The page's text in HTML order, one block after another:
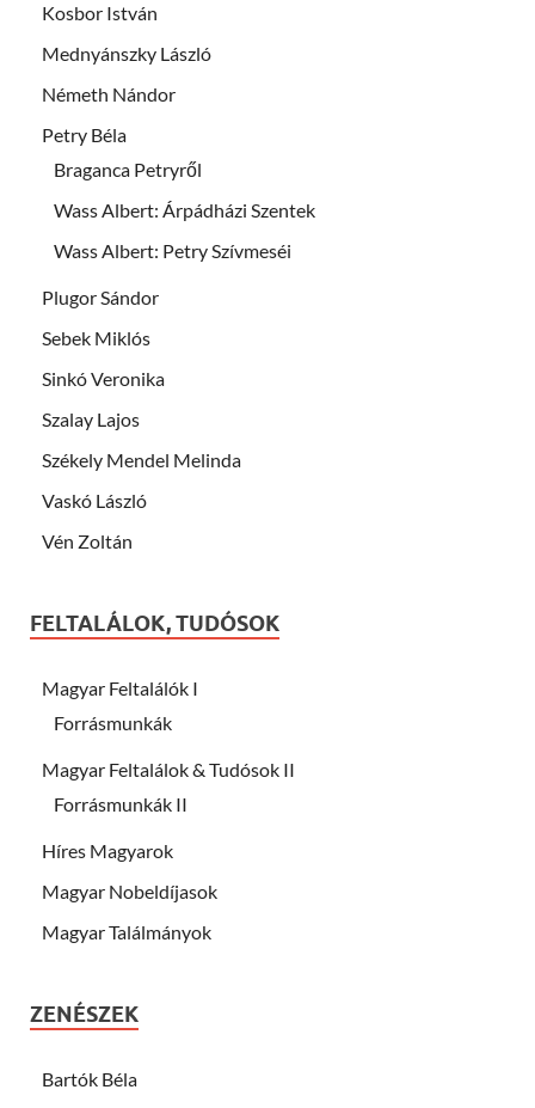
Kosbor István
Mednyánszky László
Németh Nándor
Petry Béla
Braganca Petryről
Wass Albert: Árpádházi Szentek
Wass Albert: Petry Szívmeséi
Plugor Sándor
Sebek Miklós
Sinkó Veronika
Szalay Lajos
Székely Mendel Melinda
Vaskó László
Vén Zoltán
FELTALÁLOK, TUDÓSOK
Magyar Feltalálók I
Forrásmunkák
Magyar Feltalálok & Tudósok II
Forrásmunkák II
Híres Magyarok
Magyar Nobeldíjasok
Magyar Találmányok
ZENÉSZEK
Bartók Béla